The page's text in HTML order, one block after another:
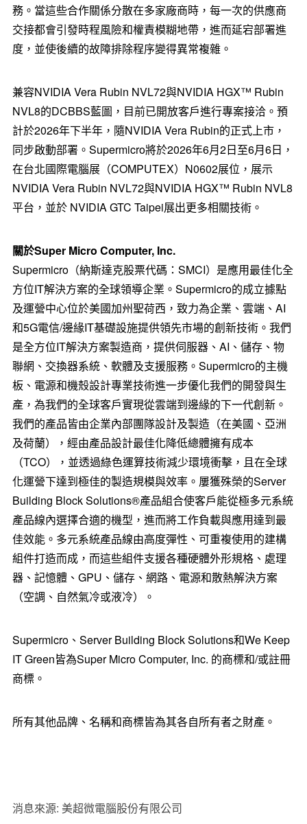
務。當這些合作關係分散在多家廠商時，每一次的供應商
交接都會引發時程風險和權責模糊地帶，進而延宕部署進
度，並使後續的故障排除程序變得異常複雜。
兼容NVIDIA Vera Rubin NVL72與NVIDIA HGX™ Rubin
NVL8的DCBBS藍圖，目前已開放客戶進行專案接洽。預
計於2026年下半年，隨NVIDIA Vera Rubin的正式上市，
同步啟動部署。Supermicro將於2026年6月2日至6月6日，
在台北國際電腦展（COMPUTEX）N0602展位，展示
NVIDIA Vera Rubin NVL72與NVIDIA HGX™ Rubin NVL8
平台，並於 NVIDIA GTC Taipei展出更多相關技術。
關於Super Micro Computer, Inc.
Supermicro（納斯達克股票代碼：SMCI）是應用最佳化全
方位IT解決方案的全球領導企業。Supermicro的成立據點
及運營中心位於美國加州聖荷西，致力為企業、雲端、AI
和5G電信/邊緣IT基礎設施提供領先市場的創新技術。我們
是全方位IT解決方案製造商，提供伺服器、AI、儲存、物
聯網、交換器系統、軟體及支援服務。Supermicro的主機
板、電源和機殼設計專業技術進一步優化我們的開發與生
產，為我們的全球客戶實現從雲端到邊緣的下一代創新。
我們的產品皆由企業內部團隊設計及製造（在美國、亞洲
及荷蘭），經由產品設計最佳化降低總體擁有成本
（TCO），並透過綠色運算技術減少環境衝擊，且在全球
化運營下達到極佳的製造規模與效率。屢獲殊榮的Server
Building Block Solutions®產品組合使客戶能從極多元系統
產品線內選擇合適的機型，進而將工作負載與應用達到最
佳效能。多元系統產品線由高度彈性、可重複使用的建構
組件打造而成，而這些組件支援各種硬體外形規格、處理
器、記憶體、GPU、儲存、網路、電源和散熱解決方案
（空調、自然氣冷或液冷）。
Supermicro、Server Building Block Solutions和We Keep
IT Green皆為Super Micro Computer, Inc. 的商標和/或註冊
商標。
所有其他品牌、名稱和商標皆為其各自所有者之財產。
消息來源: 美超微電腦股份有限公司